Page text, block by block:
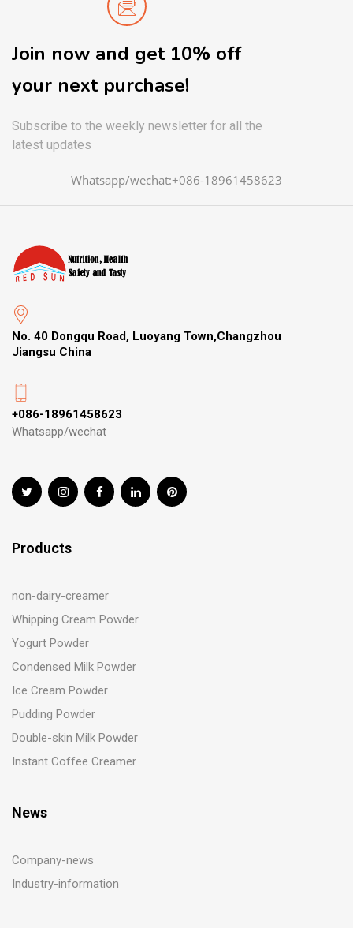
Join now and get 10% off
your next purchase!
Subscribe to the weekly newsletter for all the
latest updates
Whatsapp/wechat:+086-18961458623
No. 40 Dongqu Road, Luoyang Town,Changzhou
Jiangsu China
+086-18961458623
Whatsapp/wechat
Products
non-dairy-creamer
Whipping Cream Powder
Yogurt Powder
Condensed Milk Powder
Ice Cream Powder
Pudding Powder
Double-skin Milk Powder
Instant Coffee Creamer
News
Company-news
Industry-information